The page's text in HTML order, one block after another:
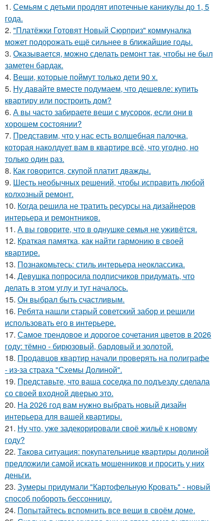
1. Семьям с детьми продлят ипотечные каникулы до 1, 5
года.
2. "Платёжки Готовят Новый Сюрприз" коммуналка
может подорожать ещё сильнее в ближайшие годы.
3. Оказывается, можно сделать ремонт так, чтобы не был
заметен бардак.
4. Вещи, которые поймут только дети 90 х.
5. Ну давайте вместе подумаем, что дешевле: купить
квартиру или построить дом?
6. А вы часто забираете вещи с мусорок, если они в
хорошем состоянии?
7. Представим, что у нас есть волшебная палочка,
которая наколдует вам в квартире всё, что угодно, но
только один раз.
8. Как говорится, скупой платит дважды.
9. Шесть необычных решений, чтобы исправить любой
колхозный ремонт.
10. Когда решила не тратить ресурсы на дизайнеров
интерьера и ремонтников.
11. А вы говорите, что в однушке семья не уживётся.
12. Краткая памятка, как найти гармонию в своей
квартире.
13. Познакомьтесь: стиль интерьера неоклассика.
14. Девушка попросила подписчиков придумать, что
делать в этом углу и тут началось.
15. Он выбрал быть счастливым.
16. Ребята нашли старый советский забор и решили
использовать его в интерьере.
17. Самое трендовое и дорогое сочетания цветов в 2026
году: тёмно - бирюзовый, бардовый и золотой.
18. Продавцов квартир начали проверять на полиграфе
- из-за страха "Схемы Долиной".
19. Представьте, что ваша соседка по подъезду сделала
со своей входной дверью это.
20. На 2026 год вам нужно выбрать новый дизайн
интерьера для вашей квартиры.
21. Ну что, уже задекорировали своё жильё к новому
году?
22. Такова ситуация: покупательнице квартиры долиной
предложили самой искать мошенников и просить у них
деньги.
23. Зумеры придумали "Картофельную Кровать" - новый
способ побороть бессонницу.
24. Попытайтесь вспомнить все вещи в своём доме.